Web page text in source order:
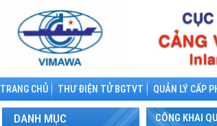
TRANG CHỦ THƯ ĐIỆN TỬ BGTVT QUẢN LÝ CẤP
DANH MỤC CÔNG KHAI